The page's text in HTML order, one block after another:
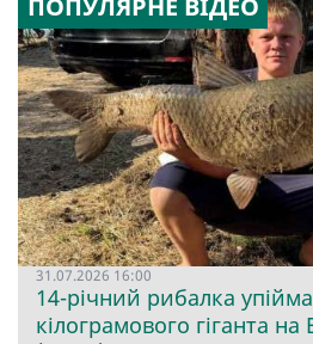
ПОПУЛЯРНЕ ВІДЕО
31.07.2026 16:00
14-річний рибалка
кілограмового гіганта